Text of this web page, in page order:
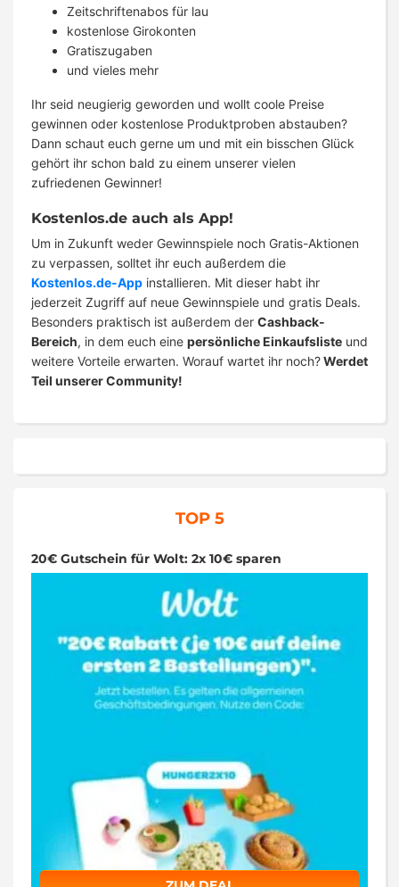
Zeitschriftenabos für lau
kostenlose Girokonten
Gratiszugaben
und vieles mehr
Ihr seid neugierig geworden und wollt coole Preise
gewinnen oder kostenlose Produktproben abstauben?
Dann schaut euch gerne um und mit ein bisschen Glück
gehört ihr schon bald zu einem unserer vielen
zufriedenen Gewinner!
Kostenlos.de auch als App!
Um in Zukunft weder Gewinnspiele noch Gratis-Aktionen
zu verpassen, solltet ihr euch außerdem die
Kostenlos.de-App installieren. Mit dieser habt ihr
jederzeit Zugriff auf neue Gewinnspiele und gratis Deals.
Besonders praktisch ist außerdem der Cashback-
Bereich, in dem euch eine persönliche Einkaufsliste und
weitere Vorteile erwarten. Worauf wartet ihr noch?Werdet
Teil unserer Community!
TOP 5
20€ Gutschein für Wolt: 2x 10€ sparen